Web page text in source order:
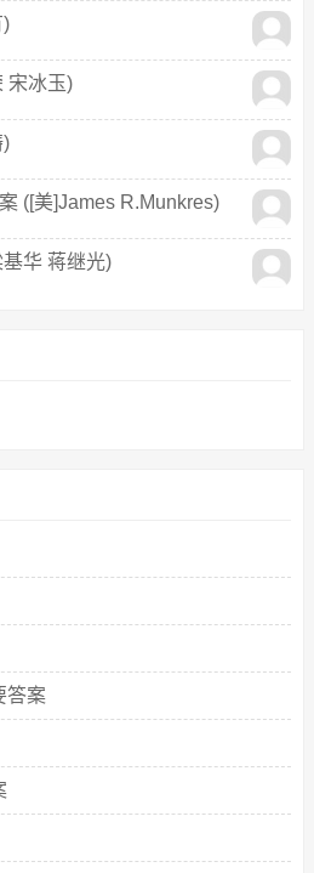
)
宋冰玉)
)
([美]James R.Munkres)
华 蒋继光)
答案